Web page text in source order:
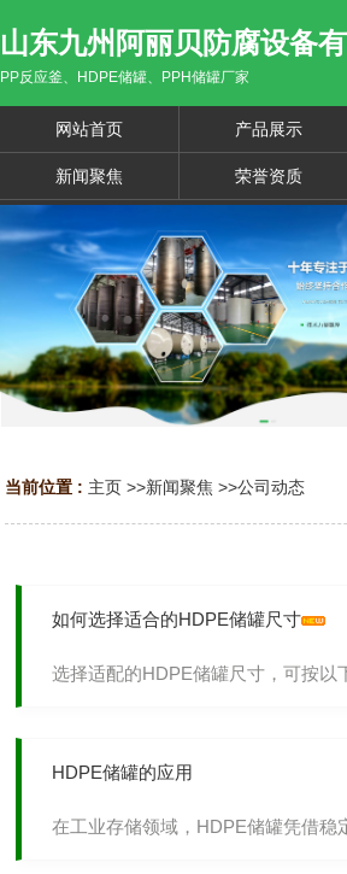
山东九州阿丽贝防腐设备
PP反应釜、HDPE储罐、PPH储罐厂家
网站首页 产品展示
新闻聚焦 荣誉资质
当前位置 : 主页 >>新闻聚焦 >>公司动态
如何选择适合的HDPE储罐尺寸
选择适配的HDPE储罐尺寸，可按以
HDPE储罐的应用
在工业存储领域，HDPE储罐凭借稳